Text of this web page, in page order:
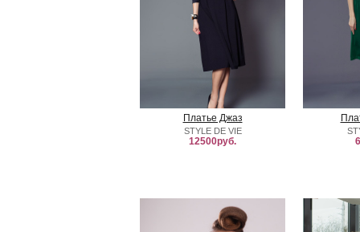
Платье Джаз
STYLE DE VIE
12500руб.